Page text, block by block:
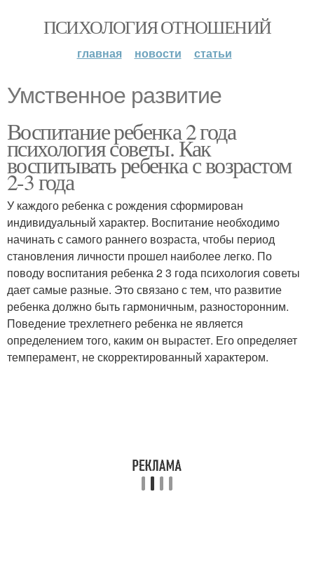
ПСИХОЛОГИЯ ОТНОШЕНИЙ
главная новости статьи
Умственное развитие
Воспитание ребенка 2 года
психология советы. Как
воспитывать ребенка с возрастом
2-3 года
У каждого ребенка с рождения сформирован
индивидуальный характер. Воспитание необходимо
начинать с самого раннего возраста, чтобы период
становления личности прошел наиболее легко. По
поводу воспитания ребенка 2 3 года психология советы
дает самые разные. Это связано с тем, что развитие
ребенка должно быть гармоничным, разносторонним.
Поведение трехлетнего ребенка не является
определением того, каким он вырастет. Его определяет
темперамент, не скорректированный характером.